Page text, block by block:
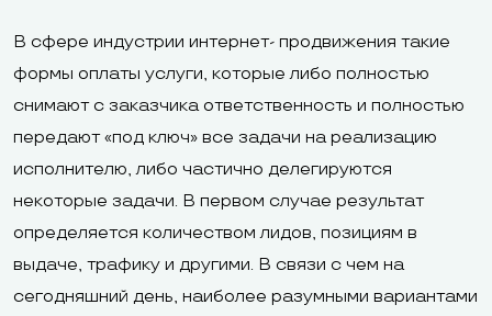
В сфере индустрии интернет- продвижения такие
формы оплаты услуги, которые либо полностью
снимают с заказчика ответственность и полностью
передают «под ключ» все задачи на реализацию
исполнителю, либо частично делегируются
некоторые задачи. В первом случае результат
определяется количеством лидов, позициям в
выдаче, трафику и другими. В связи с чем на
сегодняшний день, наиболее разумными вариантами